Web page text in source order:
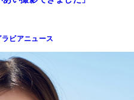
ラビアニュース